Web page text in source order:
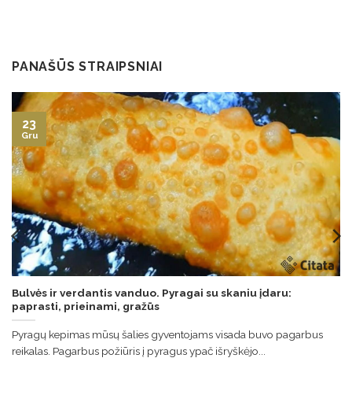
PANAŠŪS STRAIPSNIAI
Bulvės ir verdantis vanduo. Pyragai su skaniu įdaru:
paprasti, prieinami, gražūs
Pyragų kepimas mūsų šalies gyventojams visada buvo pagarbus
reikalas. Pagarbus požiūris į pyragus ypač išryškėjo...
23
Gru